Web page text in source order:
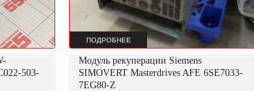
503-
ПОДРОБНЕЕ
Модуль рекуперации Siemens
SIMOVERT Masterdrives AFE 6SE7033-
7EG80-Z